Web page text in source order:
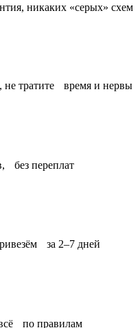
никаких «серых» схем
не тратите время и нервы
без переплат
за 2–7 дней
по правилам